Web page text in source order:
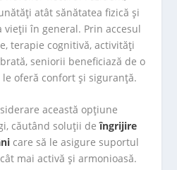
atât sănătatea fizică și
vieții în general. Prin accesul
terapie cognitivă, activități
seniorii beneficiază de o
oferă confort și siguranță.
această opțiune
căutând soluții deîngrijire
care să le asigure suportul
mai activă și armonioasă.